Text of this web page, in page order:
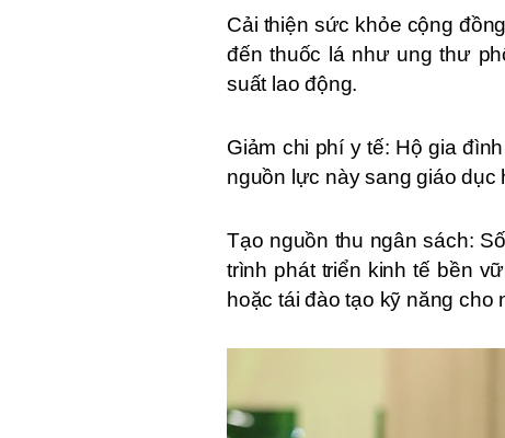
Cải thiện sức khỏe cộng
đến thuốc lá như ung thư
suất lao động.
Giảm chi phí y tế: Hộ gia
nguồn lực này sang giáo dục
Tạo nguồn thu ngân sách:
trình phát triển kinh tế bền
hoặc tái đào tạo kỹ năng cho